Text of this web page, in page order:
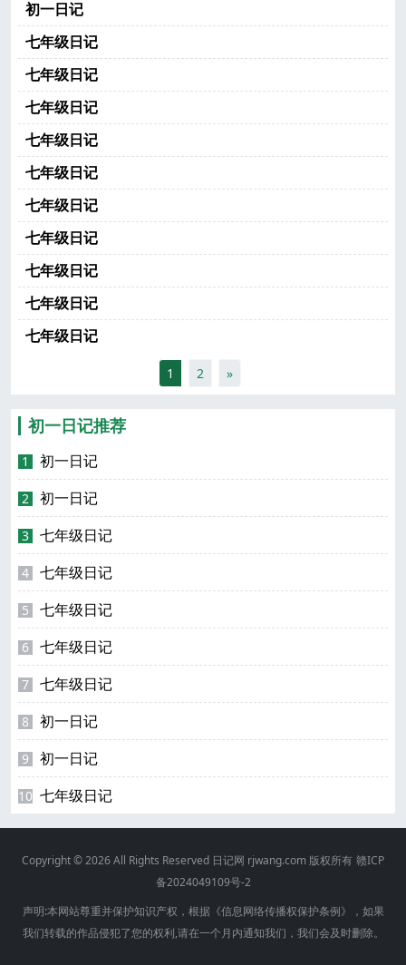
初一日记
七年级日记
七年级日记
七年级日记
七年级日记
七年级日记
七年级日记
七年级日记
七年级日记
七年级日记
七年级日记
1 2 »
初一日记推荐
1 初一日记
2 初一日记
3 七年级日记
4 七年级日记
5 七年级日记
6 七年级日记
7 七年级日记
8 初一日记
9 初一日记
10 七年级日记
Copyright © 2026 All Rights Reserved 日记网 rjwang.com 版权所有 赣ICP
备2024049109号-2
声明:本网站尊重并保护知识产权，根据《信息网络传播权保护条例》，如果
我们转载的作品侵犯了您的权利,请在一个月内通知我们，我们会及时删除。